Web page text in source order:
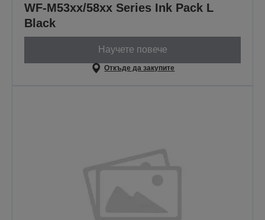
WF-M53xx/58xx Series Ink Pack L
Black
Научете повече
Откъде да закупите